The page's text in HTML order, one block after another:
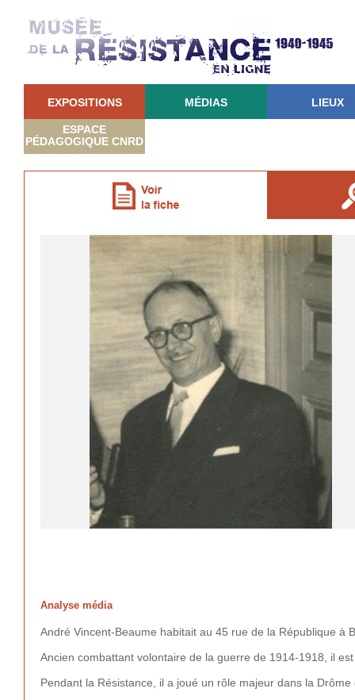
EXPOSITIONS MÉDIAS LIEUX
ESPACE
PÉDAGOGIQUE CNRD
Analyse média
André Vincent-Beaume habitait au 45 rue de la République à
Ancien combattant volontaire de la guerre de 1914-1918, il
Pendant la Résistance, il a joué un rôle majeur dans la